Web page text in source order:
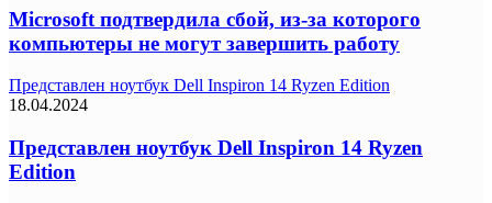
Microsoft подтвердила сбой, из-за которого
компьютеры не могут завершить работу
Представлен ноутбук Dell Inspiron 14 Ryzen Edition
18.04.2024
Представлен ноутбук Dell Inspiron 14 Ryzen
Edition